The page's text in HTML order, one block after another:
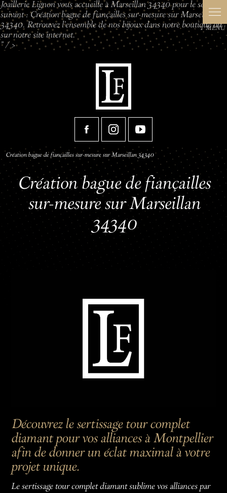
Joaillerie Lignon vous accueille à Marseillan 34340 pour le service
suivant : Création bague de fiançailles sur-mesure sur Marseillan
34340. Retrouvez l'ensemble de nos bijoux dans notre boutique ou
sur notre site internet.
" />
Création bague de fiançailles sur-mesure sur Marseillan 34340
Création bague de fiançailles
sur-mesure sur Marseillan
34340
Découvrez le sertissage tour complet
diamant pour vos alliances à Montpellier
afin de donner un éclat maximal à votre
projet unique.
Le sertissage tour complet diamant sublime vos alliances par
Panneau de gestion des cookies